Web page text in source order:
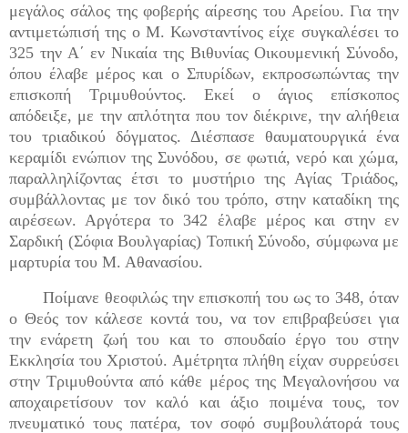
μεγάλος σάλος της φοβερής αίρεσης του Αρείου. Για την
αντιμετώπισή της ο Μ. Κωνσταντίνος είχε συγκαλέσει το
325 την Α΄ εν Νικαία της Βιθυνίας Οικουμενική Σύνοδο,
όπου έλαβε μέρος και ο Σπυρίδων, εκπροσωπώντας την
επισκοπή Τριμυθούντος. Εκεί ο άγιος επίσκοπος
απόδειξε, με την απλότητα που τον διέκρινε, την αλήθεια
του τριαδικού δόγματος. Διέσπασε θαυματουργικά ένα
κεραμίδι ενώπιον της Συνόδου, σε φωτιά, νερό και χώμα,
παραλληλίζοντας έτσι το μυστήριο της Αγίας Τριάδος,
συμβάλλοντας με τον δικό του τρόπο, στην καταδίκη της
αιρέσεων. Αργότερα το 342 έλαβε μέρος και στην εν
Σαρδική (Σόφια Βουλγαρίας) Τοπική Σύνοδο, σύμφωνα με
μαρτυρία του Μ. Αθανασίου.
Ποίμανε θεοφιλώς την επισκοπή του ως το 348, όταν
ο Θεός τον κάλεσε κοντά του, να τον επιβραβεύσει για
την ενάρετη ζωή του και το σπουδαίο έργο του στην
Εκκλησία του Χριστού. Αμέτρητα πλήθη είχαν συρρεύσει
στην Τριμυθούντα από κάθε μέρος της Μεγαλονήσου να
αποχαιρετίσουν τον καλό και άξιο ποιμένα τους, τον
πνευματικό τους πατέρα, τον σοφό συμβουλάτορά τους